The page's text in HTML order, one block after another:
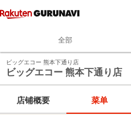
全部
ビッグエコー 熊本下通り店
ビッグエコー 熊本下通り店
店铺概要 菜单